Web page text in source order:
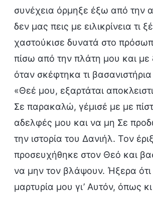
συνέχεια όρμηξε έξω από την
δεν μας πεις με ειλικρίνεια
χαστούκισε δυνατά στο
πίσω από την πλάτη μου και
όταν σκέφτηκα τι
«Θεέ μου, εξαρτάται
Σε παρακαλώ, γέμισέ με με
αδελφές μου και να μη Σε
την ιστορία του Δανιήλ. Τον
προσευχήθηκε στον Θεό και
να μην τον βλάψουν. Ήξερα
μαρτυρία μου γι’ Αυτόν, όπως